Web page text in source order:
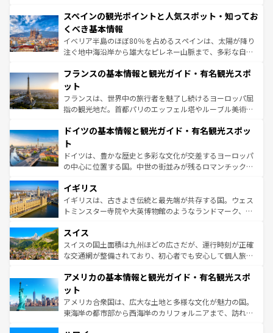
ろん、トスカーナの美しい田園風景やアマルフィ海岸の絶
景など、自然景観も見逃せない。観光の合間には、本場の
ピザやパスタなど、絶品のイタリア料理を堪能することも
できる。朝目覚めてから夜眠るまで、すべての瞬間を楽し
なお、新着のイタリア情報はコンテンツ一覧を参照してほ
しい。
スペインの観光ポイントと人気スポット・知ってお
くべき基本情報
イベリア半島のほぼ80％を占めるスペインは、太陽が降り
注ぐ地中海沿岸から雄大なピレネー山脈まで、多彩な自然
文化が根付くこの国では、情熱的なフラメンコ、熱気あふ
れる闘牛、そして美味しいタパスが生活の一部となってい
る。首都マドリードの洗練された雰囲気や、バルセロナの
アートに溢れた街角から、地方では古代ローマ遺跡や中世
せる。地方によって風土や気候が異なるスペインはその個
ンテンツ一覧 を参照してほしい。
フランスの基本情報と観光ガイド・有名観光スポ
ット
フランスは、世界中の旅行者を魅了し続けるヨーロッパ屈
指の観光地だ。首都パリのエッフェル塔やルーブル美術館
で、幅広い魅力が詰まっている。華麗な宮殿、歴史的な大
聖堂、美しいビーチ、そして豊かな自然が、訪れる者を心
から魅了する。また、フランスは美食の国としても知ら
れ、フランス料理はユネスコ無形文化遺産にも登録されて
香り高いラベンダー畑など、多彩な楽しみ方が可能だ。さ
らに、パリ以外の地域にも魅力が溢れており、どの街角に
も豊かな歴史と文化が息づいている。パリ以外の個性あふ
を参照してほしい。
ドイツの基本情報と観光ガイド・有名観光スポッ
ト
ドイツは、豊かな歴史と多彩な文化が交差するヨーロッパ
の中心に位置する国。中世の街並みが残るロマンチック街
顔を持つこの国は、どこを歩いても飽きることがない。ベ
ルリンの文化的活気、バイエルン州のアルプスの絶景、そ
してライン川沿いのワイン畑といった風景は必見。ビール
は、お酒好きな人にはぜひ体験してほしい。 なお、新着の
ドイツ情報はコンテンツ一覧を参照してほしい。
イギリス
イギリスは、古きよき伝統と最先端が共存する国。ウェス
トミンスター寺院や大英博物館のようなランドマーク、歴
リアごとに異なる魅力がある。また、優雅なアフタヌーン
ティー、ビール好きにはたまらない英国パブ、サッカー観
戦など、本場だからこそできる体験も豊富。イギリスを旅
ンツ一覧を参照してほしい。
スイス
スイスの国土面積は九州ほどの広さだが、運行時刻が正確
な交通網が整備されており、初心者でも安心して個人旅行
の建物がそのまま残る町や、スイスならではのユニークな
博物館もあり、アルプス観光だけでなく町歩きも満喫する
ことができる。国民の所得が高いため物価も高いが、旅行
者向けの交通パス提供のサービスもあり、うまく活用すれ
アメリカの基本情報と観光ガイド・有名観光スポ
ット
アメリカ合衆国は、広大な土地と多様な文化が魅力の国。
東海岸の都市部から西海岸のカリフォルニアまで、訪れる